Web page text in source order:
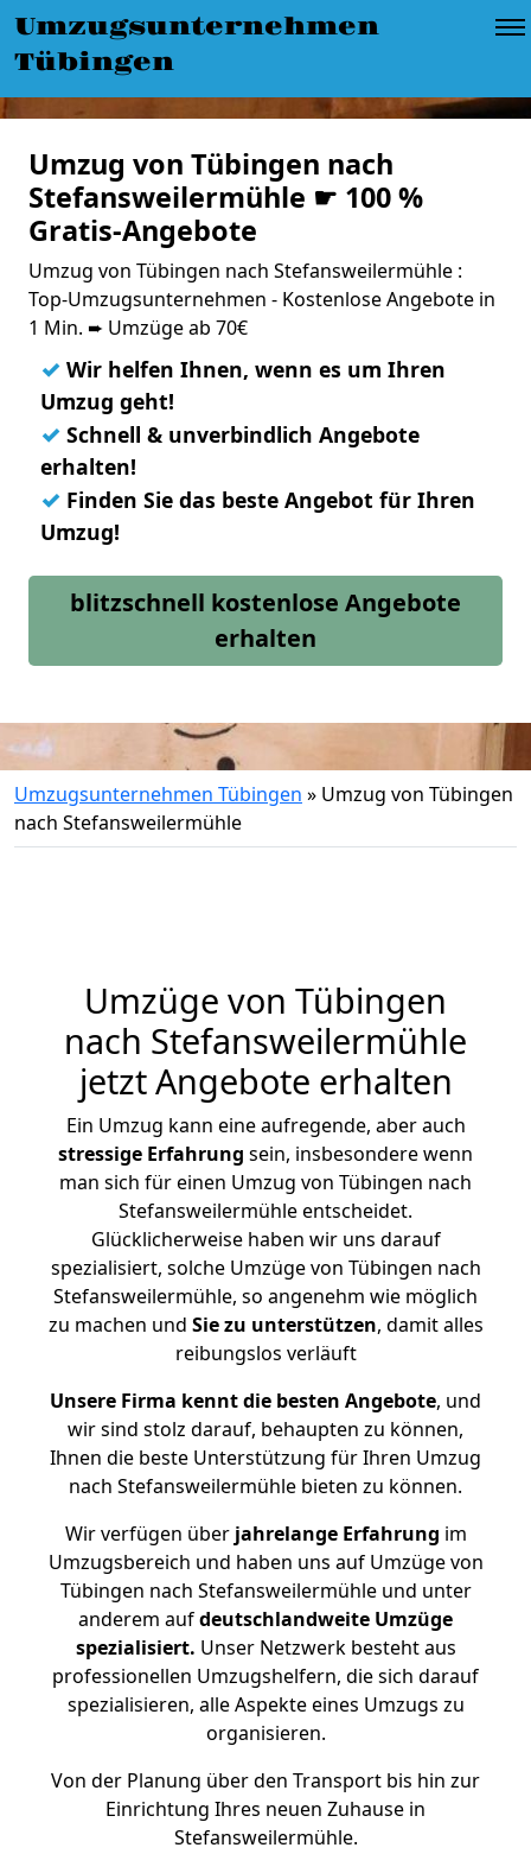
Umzugsunternehmen
Tübingen
Umzug von Tübingen nach
Stefansweilermühle ☛ 100 %
Gratis-Angebote
Umzug von Tübingen nach Stefansweilermühle :
Top-Umzugsunternehmen - Kostenlose Angebote in
1 Min. ➨ Umzüge ab 70€
✓ Wir helfen Ihnen, wenn es um Ihren
Umzug geht!
✓ Schnell & unverbindlich Angebote
erhalten!
✓ Finden Sie das beste Angebot für Ihren
Umzug!
blitzschnell kostenlose Angebote
erhalten
Umzugsunternehmen Tübingen » Umzug von Tübingen
nach Stefansweilermühle
Umzüge von Tübingen
nach Stefansweilermühle
jetzt Angebote erhalten
Ein Umzug kann eine aufregende, aber auch
stressige Erfahrung sein, insbesondere wenn
man sich für einen Umzug von Tübingen nach
Stefansweilermühle entscheidet.
Glücklicherweise haben wir uns darauf
spezialisiert, solche Umzüge von Tübingen nach
Stefansweilermühle, so angenehm wie möglich
zu machen und Sie zu unterstützen, damit alles
reibungslos verläuft
Unsere Firma kennt die besten Angebote, und
wir sind stolz darauf, behaupten zu können,
Ihnen die beste Unterstützung für Ihren Umzug
nach Stefansweilermühle bieten zu können.
Wir verfügen überjahrelange Erfahrung im
Umzugsbereich und haben uns auf Umzüge von
Tübingen nach Stefansweilermühle und unter
anderem aufdeutschlandweite Umzüge
spezialisiert. Unser Netzwerk besteht aus
professionellen Umzugshelfern, die sich darauf
spezialisieren, alle Aspekte eines Umzugs zu
organisieren.
Von der Planung über den Transport bis hin zur
Einrichtung Ihres neuen Zuhause in
Stefansweilermühle.